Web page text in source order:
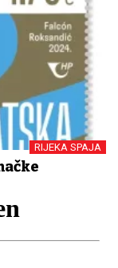
RIJEKA SPAJA